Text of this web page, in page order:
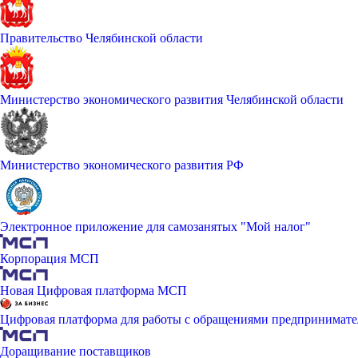
Правительство Челябинской области
Министерство экономического развития Челябинской области
Министерство экономического развития РФ
Электронное приложение для самозанятых "Мой налог"
Корпорация МСП
Новая Цифровая платформа МСП
Цифровая платформа для работы с обращениями
Доращивание поставщиков